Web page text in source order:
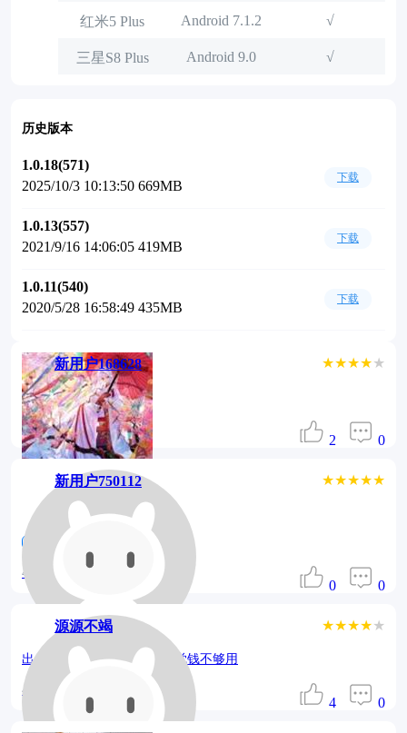
红米5 Plus Android 7.1.2 √
三星S8 Plus Android 9.0 √
历史版本
1.0.18(571)
2025/10/3 10:13:50 669MB
下载
1.0.13(557)
2021/9/16 14:06:05 419MB
下载
1.0.11(540)
2020/5/28 16:58:49 435MB
下载
新用户168628 ★★★★★
mt改的！
3年前
2
0
新用户750112 ★★★★★
4年前
0
0
源源不竭 ★★★★★
出个修改版就好了，不然感觉钱不够用
4年前
4
0